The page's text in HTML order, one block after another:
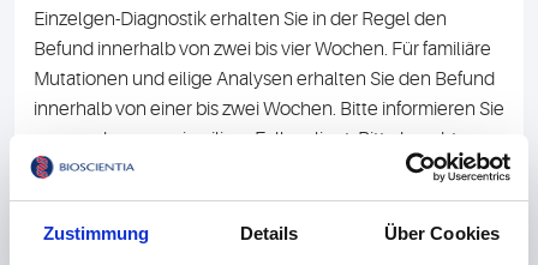
Zustimmung Details Über Cookies
Einzelgen-Diagnostik erhalten Sie in der Regel den
Befund innerhalb von zwei bis vier Wochen. Für familiäre
Mutationen und eilige Analysen erhalten Sie den Befund
innerhalb von einer bis zwei Wochen. Bitte informieren Sie
uns vorab, wenn ein eiliger Fall vorliegt. Bitte beachten
Sie, dass es auf Grund von hohem Probenaufkommen
oder aus technischen Gründen auch einmal zu längeren
Analysezeiten kommen kann. Vielen Dank für Ihr